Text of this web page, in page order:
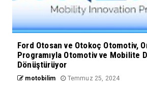
Ford Otosan ve Otokoç Otomotiv,
Programıyla Otomotiv ve Mobilite
Dönüştürüyor
motobilim Temmuz 25, 2024